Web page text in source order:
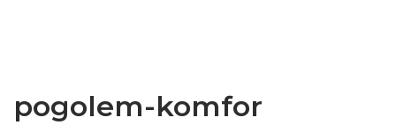
pogolem-komfor